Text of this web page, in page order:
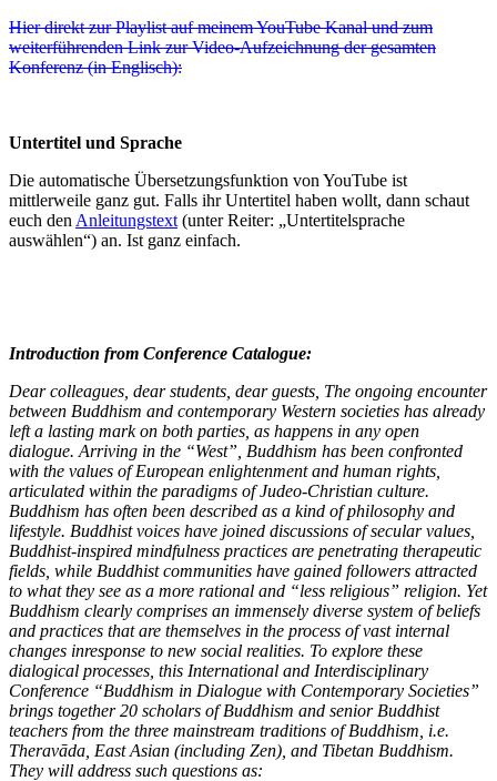
Hier direkt zur Playlist auf meinem YouTube Kanal und zum
weiterführenden Link zur Video-Aufzeichnung der gesamten
Konferenz (in Englisch):
Untertitel und Sprache
Die automatische Übersetzungsfunktion von YouTube ist
mittlerweile ganz gut. Falls ihr Untertitel haben wollt, dann schaut
euch den Anleitungstext (unter Reiter: „Untertitelsprache
auswählen“) an. Ist ganz einfach.
Introduction from Conference Catalogue:
Dear colleagues, dear students, dear guests, The ongoing encounter
between Buddhism and contemporary Western societies has already
left a lasting mark on both parties, as happens in any open
dialogue. Arriving in the “West”, Buddhism has been confronted
with the values of European enlightenment and human rights,
articulated within the paradigms of Judeo-Christian culture.
Buddhism has often been described as a kind of philosophy and
lifestyle. Buddhist voices have joined discussions of secular values,
Buddhist-inspired mindfulness practices are penetrating therapeutic
fields, while Buddhist communities have gained followers attracted
to what they see as a more rational and “less religious” religion. Yet
Buddhism clearly comprises an immensely diverse system of beliefs
and practices that are themselves in the process of vast internal
changes inresponse to new social realities. To explore these
dialogical processes, this International and Interdisciplinary
Conference “Buddhism in Dialogue with Contemporary Societies”
brings together 20 scholars of Buddhism and senior Buddhist
teachers from the three mainstream traditions of Buddhism, i.e.
Theravāda, East Asian (including Zen), and Tibetan Buddhism.
They will address such questions as: